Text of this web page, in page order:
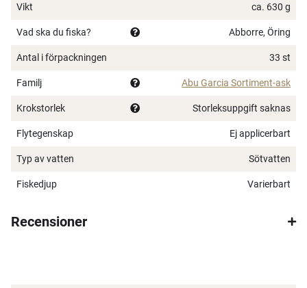
×
Vikt ca. 630 g
Vad ska du fiska? Abborre, Öring
Antal i förpackningen 33 st
Familj Abu Garcia Sortiment-ask
Krokstorlek Storleksuppgift saknas
Flytegenskap Ej applicerbart
Typ av vatten Sötvatten
Fiskedjup Varierbart
Recensioner